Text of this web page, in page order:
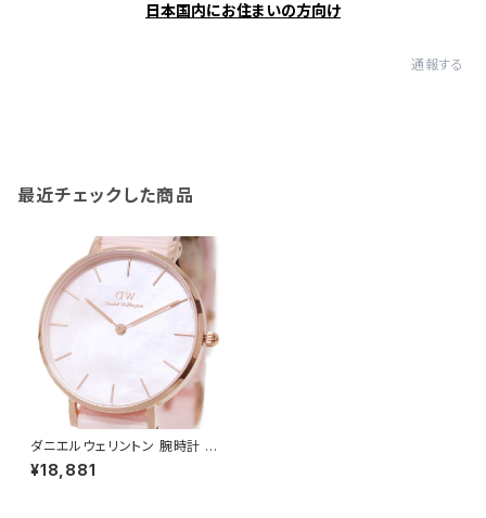
日本国内にお住まいの方向け
通報する
最近チェックした商品
ダニエルウェリントン 腕時計 P
etite Coral 32 DW0010051
5 ぺティートコーラル マザーオ
¥18,881